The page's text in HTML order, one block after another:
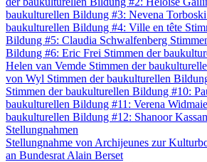
baukulturellen Bildung #3: Nevena Torboski
baukulturellen Bildung #4: Ville en tête
Bildung #5: Claudia Schwalfenberg
Bildung #6: Eric Frei Stimmen der
Helen van Vemde Stimmen der
von Wyl Stimmen der baukulturellen
Stimmen der baukulturellen Bildung #10:
baukulturellen Bildung #11: Verena
baukulturellen Bildung #12: Shanoor
Stellungnahmen
Stellungnahme von Archijeunes zur
an Bundesrat Alain Berset